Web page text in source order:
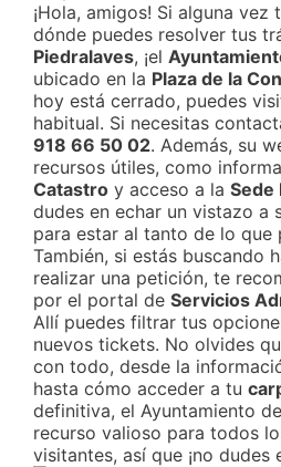
¡Hola, amigos! Si alguna vez
dónde puedes resolver tus
Piedralaves, ¡el
ubicado en la Plaza de la
hoy está cerrado, puedes
habitual. Si necesitas
918 66 50 02. Además, su
recursos útiles, como
Catastro y acceso a la Sede
dudes en echar un vistazo a
para estar al tanto de lo que
También, si estás buscando
realizar una petición, te
por el portal de Servicios
Allí puedes filtrar tus
nuevos tickets. No olvides
con todo, desde la
hasta cómo acceder a tu
definitiva, el Ayuntamiento
recurso valioso para todos
visitantes, así que ¡no dudes